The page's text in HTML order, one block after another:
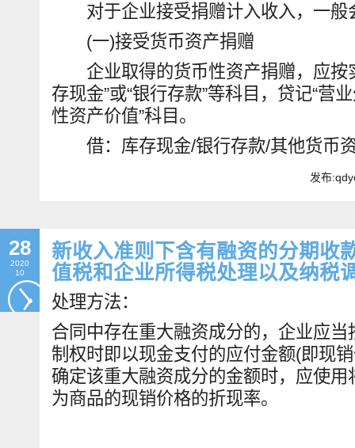
对于企业接受捐赠计入收入，一般
(一)接受货币资产捐赠
企业取得的货币性资产捐赠，应按
存现金”或“银行存款”等科目，贷记“
性资产价值”科目。
借：库存现金/银行存款/其他货币
发布
28
2020
10
新收入准则下含有融资的分期收
值税和企业所得税处理以及纳税
处理方法：
合同中存在重大融资成分的，企业应
制权时即以现金支付的应付金额(即现
确定该重大融资成分的金额时，应使
为商品的现销价格的折现率。